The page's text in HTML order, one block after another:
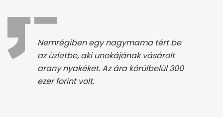
Nemrégiben egy nagymama tért be
az üzletbe, aki unokájának vásárolt
arany nyakéket. Az ára körülbelül 300
ezer forint volt.